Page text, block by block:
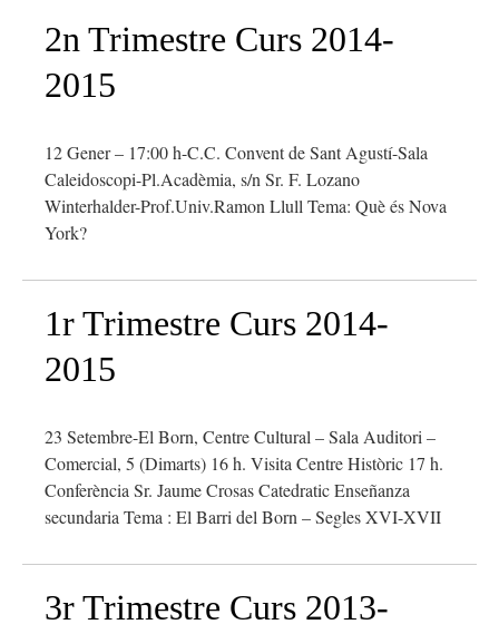
2n Trimestre Curs 2014-
2015
12 Gener – 17:00 h-C.C. Convent de Sant Agustí-Sala
Caleidoscopi-Pl.Acadèmia, s/n Sr. F. Lozano
Winterhalder-Prof.Univ.Ramon Llull Tema: Què és Nova
York?
1r Trimestre Curs 2014-
2015
23 Setembre-El Born, Centre Cultural – Sala Auditori –
Comercial, 5 (Dimarts) 16 h. Visita Centre Històric 17 h.
Conferència Sr. Jaume Crosas Catedratic Enseñanza
secundaria Tema : El Barri del Born – Segles XVI-XVII
3r Trimestre Curs 2013-